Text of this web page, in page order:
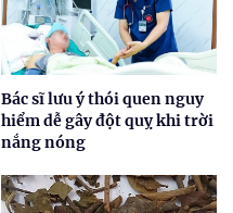
Bác sĩ lưu ý thói quen nguy
hiểm dễ gây đột quỵ khi trời
nắng nóng